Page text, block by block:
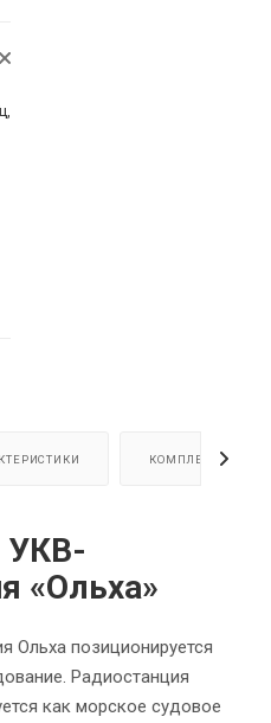
КОМПЛЕКТАЦИЯ
УКВ-
«Ольха»
Ольха позиционируется
Радиостанция
как морское судовое